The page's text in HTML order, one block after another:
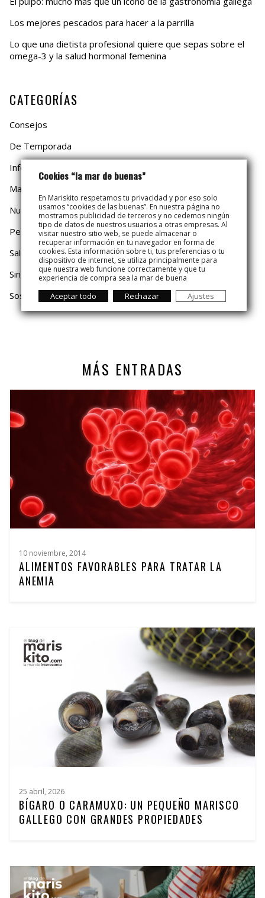
Los mejores pescados para hacer a la parrilla
Lo que una dietista profesional quiere que sepas sobre el
omega-3 y la salud hormonal femenina
CATEGORÍAS
Consejos
De Temporada
Información
Mariskito
Nuestro Mar
Pesca y Mar
Salud y Dieta
Sin categoría
Sostenibilidad
MÁS ENTRADAS
10 noviembre, 2014
ALIMENTOS FAVORABLES PARA TRATAR LA
ANEMIA
25 abril, 2026
BÍGARO O CARAMUXO: UN PEQUEÑO MARISCO
GALLEGO CON GRANDES PROPIEDADES
Cookies “la mar de buenas”
En Mariskito respetamos tu privacidad y por eso solo
usamos “cookies de las buenas”. En nuestra página no
mostramos publicidad de terceros y no cedemos ningún
tipo de datos de nuestros usuarios a otras empresas. Al
visitar nuestro sitio web, se puede almacenar o
recuperar información en tu navegador en forma de
cookies. Esta información sobre ti, tus preferencias o tu
dispositivo de internet, se utiliza principalmente para
que nuestra web funcione correctamente y que tu
experiencia de compra sea la mar de buena
Aceptar todo Rechazar Ajustes